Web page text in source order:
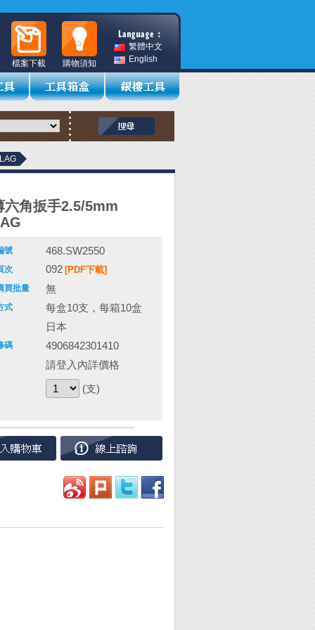
繁體中文
English
購物須知
檔案下載
六角扳手2.5/5mm
號 468.SW2550
次 092 [PDF下載]
買批量 無
式
每盒10支，每箱10盒
日本
碼
4906842301410
請登入內詳價格
(支)